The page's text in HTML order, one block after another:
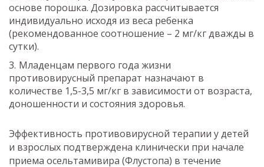
основе порошка. Дозировка рассчитывается
индивидуально исходя из веса ребенка
(рекомендованное соотношение – 2 мг/кг дважды в
сутки).
Младенцам первого года жизни
противовирусный препарат назначают в
количестве 1,5-3,5 мг/кг в зависимости от возраста,
доношенности и состояния здоровья.
Эффективность противовирусной терапии у детей
и взрослых подтверждена клинически при начале
приема осельтамивира (Флустопа) в течение